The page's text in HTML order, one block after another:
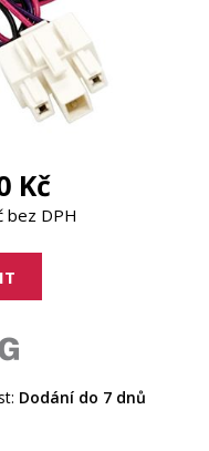
Kč
bez DPH
Dodání do 7 dnů